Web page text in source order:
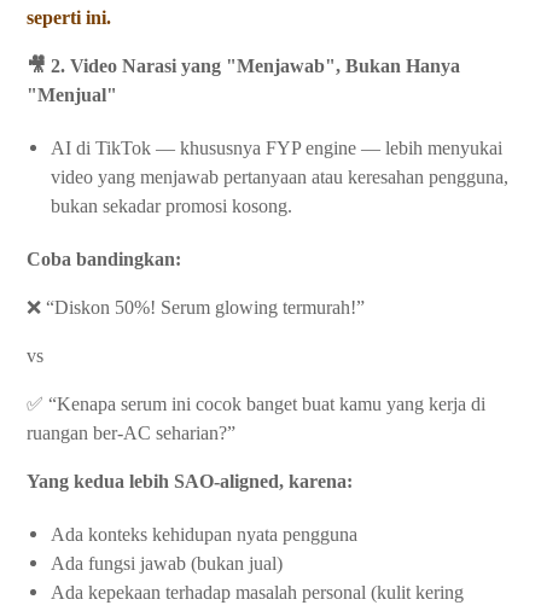
seperti ini.
🎥 2. Video Narasi yang "Menjawab", Bukan Hanya
"Menjual"
AI di TikTok — khususnya FYP engine — lebih menyukai
video yang menjawab pertanyaan atau keresahan pengguna,
bukan sekadar promosi kosong.
Coba bandingkan:
❌ “Diskon 50%! Serum glowing termurah!”
vs
✅ “Kenapa serum ini cocok banget buat kamu yang kerja di
ruangan ber-AC seharian?”
Yang kedua lebih SAO-aligned, karena:
Ada konteks kehidupan nyata pengguna
Ada fungsi jawab (bukan jual)
Ada kepekaan terhadap masalah personal (kulit kering